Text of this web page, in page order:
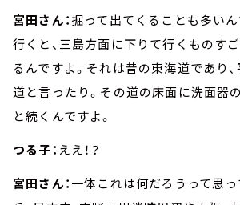
宮田さん：掘って出てくることも多い
行くと、三島方面に下りて行くものす
るんですよ。それは昔の東海道であり
道と言ったり。その道の床面に洗面器
と続くんですよ。
つる子： ええ！？
宮田さん：一体これは何だろうって思